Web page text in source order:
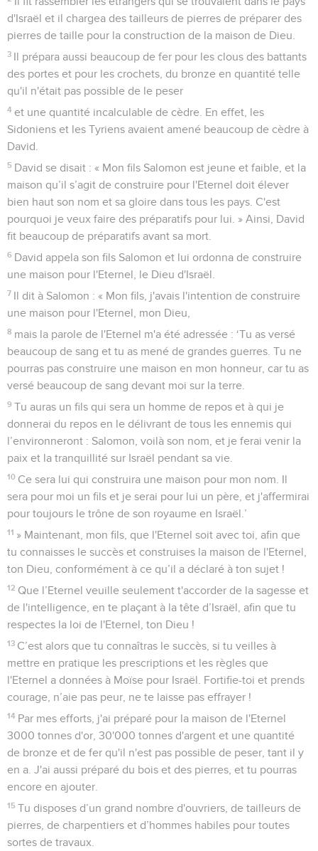
d'Israël et il chargea des tailleurs de pierres de préparer des
pierres de taille pour la construction de la maison de Dieu.
3 Il prépara aussi beaucoup de fer pour les clous des battants
des portes et pour les crochets, du bronze en quantité telle
qu'il n'était pas possible de le peser
4 et une quantité incalculable de cèdre. En effet, les
Sidoniens et les Tyriens avaient amené beaucoup de cèdre à
David.
5 David se disait : « Mon fils Salomon est jeune et faible, et la
maison qu’il s’agit de construire pour l'Eternel doit élever
bien haut son nom et sa gloire dans tous les pays. C'est
pourquoi je veux faire des préparatifs pour lui. » Ainsi, David
fit beaucoup de préparatifs avant sa mort.
6 David appela son fils Salomon et lui ordonna de construire
une maison pour l'Eternel, le Dieu d'Israël.
7 Il dit à Salomon : « Mon fils, j'avais l'intention de construire
une maison pour l'Eternel, mon Dieu,
8 mais la parole de l'Eternel m'a été adressée : ‘Tu as versé
beaucoup de sang et tu as mené de grandes guerres. Tu ne
pourras pas construire une maison en mon honneur, car tu as
versé beaucoup de sang devant moi sur la terre.
9 Tu auras un fils qui sera un homme de repos et à qui je
donnerai du repos en le délivrant de tous les ennemis qui
l’environneront : Salomon, voilà son nom, et je ferai venir la
paix et la tranquillité sur Israël pendant sa vie.
10 Ce sera lui qui construira une maison pour mon nom. Il
sera pour moi un fils et je serai pour lui un père, et j'affermirai
pour toujours le trône de son royaume en Israël.’
11 » Maintenant, mon fils, que l'Eternel soit avec toi, afin que
tu connaisses le succès et construises la maison de l'Eternel,
ton Dieu, conformément à ce qu’il a déclaré à ton sujet !
12 Que l’Eternel veuille seulement t'accorder de la sagesse et
de l'intelligence, en te plaçant à la tête d’Israël, afin que tu
respectes la loi de l'Eternel, ton Dieu !
13 C’est alors que tu connaîtras le succès, si tu veilles à
mettre en pratique les prescriptions et les règles que
l'Eternel a données à Moïse pour Israël. Fortifie-toi et prends
courage, n’aie pas peur, ne te laisse pas effrayer !
14 Par mes efforts, j'ai préparé pour la maison de l'Eternel
3000 tonnes d'or, 30'000 tonnes d'argent et une quantité
de bronze et de fer qu'il n'est pas possible de peser, tant il y
en a. J'ai aussi préparé du bois et des pierres, et tu pourras
encore en ajouter.
15 Tu disposes d’un grand nombre d'ouvriers, de tailleurs de
pierres, de charpentiers et d’hommes habiles pour toutes
sortes de travaux.